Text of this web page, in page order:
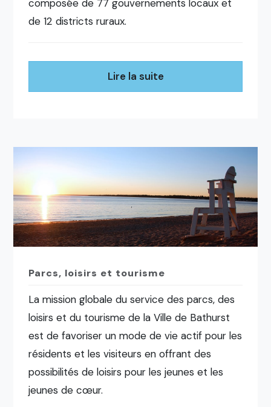
composée de 77 gouvernements locaux et
de 12 districts ruraux.
Lire la suite
Parcs, loisirs et tourisme
La mission globale du service des parcs, des
loisirs et du tourisme de la Ville de Bathurst
est de favoriser un mode de vie actif pour les
résidents et les visiteurs en offrant des
possibilités de loisirs pour les jeunes et les
jeunes de cœur.